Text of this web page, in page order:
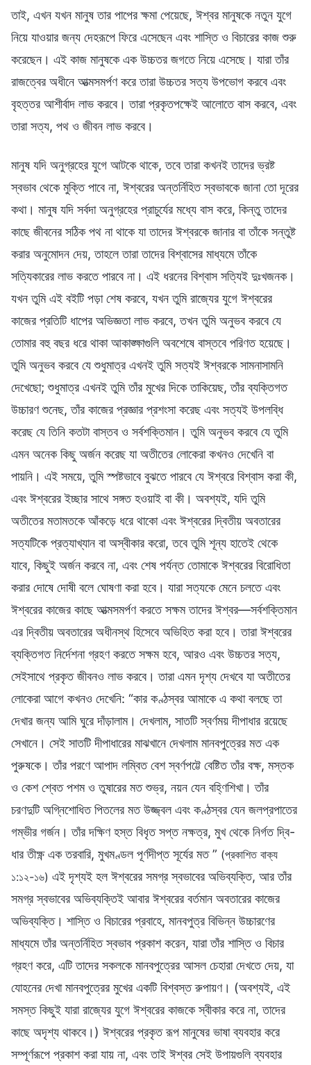
তাই, এখন যখন মানুষ তার পাপের ক্ষমা পেয়েছে, ঈশ্বর মানুষকে নতুন যুগে
নিয়ে যাওয়ার জন্য দেহরূপে ফিরে এসেছেন এবং শাস্তি ও বিচারের কাজ শুরু
করেছেন। এই কাজ মানুষকে এক উচ্চতর জগতে নিয়ে এসেছে। যারা তাঁর
রাজত্বের অধীনে আত্মসমর্পণ করে তারা উচ্চতর সত্য উপভোগ করবে এবং
বৃহত্তর আশীর্বাদ লাভ করবে। তারা প্রকৃতপক্ষেই আলোতে বাস করবে, এবং
তারা সত্য, পথ ও জীবন লাভ করবে।
মানুষ যদি অনুগ্রহের যুগে আটকে থাকে, তবে তারা কখনই তাদের ভ্রষ্ট
স্বভাব থেকে মুক্তি পাবে না, ঈশ্বরের অন্তর্নিহিত স্বভাবকে জানা তো দূরের
কথা। মানুষ যদি সর্বদা অনুগ্রহের প্রাচুর্যের মধ্যে বাস করে, কিন্তু তাদের
কাছে জীবনের সঠিক পথ না থাকে যা তাদের ঈশ্বরকে জানার বা তাঁকে সন্তুষ্ট
করার অনুমোদন দেয়, তাহলে তারা তাদের বিশ্বাসের মাধ্যমে তাঁকে
সত্যিকারের লাভ করতে পারবে না। এই ধরনের বিশ্বাস সত্যিই দুঃখজনক।
যখন তুমি এই বইটি পড়া শেষ করবে, যখন তুমি রাজ্যের যুগে ঈশ্বরের
কাজের প্রতিটি ধাপের অভিজ্ঞতা লাভ করবে, তখন তুমি অনুভব করবে যে
তোমার বহু বছর ধরে থাকা আকাঙ্ক্ষাগুলি অবশেষে বাস্তবে পরিণত হয়েছে।
তুমি অনুভব করবে যে শুধুমাত্র এখনই তুমি সত্যই ঈশ্বরকে সামনাসামনি
দেখেছো; শুধুমাত্র এখনই তুমি তাঁর মুখের দিকে তাকিয়েছ, তাঁর ব্যক্তিগত
উচ্চারণ শুনেছ, তাঁর কাজের প্রজ্ঞার প্রশংসা করেছ এবং সত্যই উপলব্ধি
করেছ যে তিনি কতটা বাস্তব ও সর্বশক্তিমান। তুমি অনুভব করবে যে তুমি
এমন অনেক কিছু অর্জন করেছ যা অতীতের লোকেরা কখনও দেখেনি বা
পায়নি। এই সময়ে, তুমি স্পষ্টভাবে বুঝতে পারবে যে ঈশ্বরে বিশ্বাস করা কী,
এবং ঈশ্বরের ইচ্ছার সাথে সঙ্গত হওয়াই বা কী। অবশ্যই, যদি তুমি
অতীতের মতামতকে আঁকড়ে ধরে থাকো এবং ঈশ্বরের দ্বিতীয় অবতারের
সত্যটিকে প্রত্যাখ্যান বা অস্বীকার করো, তবে তুমি শূন্য হাতেই থেকে
যাবে, কিছুই অর্জন করবে না, এবং শেষ পর্যন্ত তোমাকে ঈশ্বরের বিরোধিতা
করার দোষে দোষী বলে ঘোষণা করা হবে। যারা সত্যকে মেনে চলতে এবং
ঈশ্বরের কাজের কাছে আত্মসমর্পণ করতে সক্ষম তাদের ঈশ্বর—সর্বশক্তিমান
এর দ্বিতীয় অবতারের অধীনস্থ হিসেবে অভিহিত করা হবে। তারা ঈশ্বরের
ব্যক্তিগত নির্দেশনা গ্রহণ করতে সক্ষম হবে, আরও এবং উচ্চতর সত্য,
সেইসাথে প্রকৃত জীবনও লাভ করবে। তারা এমন দৃশ্য দেখবে যা অতীতের
লোকেরা আগে কখনও দেখেনি: “কার কণ্ঠস্বর আমাকে এ কথা বলছে তা
দেখার জন্য আমি ঘুরে দাঁড়ালাম। দেখলাম, সাতটি স্বর্ণময় দীপাধার রয়েছে
সেখানে। সেই সাতটি দীপাধারের মাঝখানে দেখলাম মানবপুত্রের মত এক
পুরুষকে। তাঁর পরণে আপাদ লম্বিত বেশ স্বর্ণপট্টে বেষ্টিত তাঁর বক্ষ, মস্তক
ও কেশ শ্বেত পশম ও তুষারের মত শুভ্র, নয়ন যেন বহ্ণিশিখা। তাঁর
চরণদুটি অগ্নিশোধিত পিতলের মত উজ্জ্বল এবং কণ্ঠস্বর যেন জলপ্রপাতের
গম্ভীর গর্জন। তাঁর দক্ষিণ হস্ত বিধৃত সপ্ত নক্ষত্র, মুখ থেকে নির্গত দ্বি-
ধার তীক্ষ্ণ এক তরবারি, মুখমণ্ডল পূর্ণদীপ্ত সূর্যের মত ” (প্রকাশিত বাক্য
১:১২-১৬) এই দৃশ্যই হল ঈশ্বরের সমগ্র স্বভাবের অভিব্যক্তি, আর তাঁর
সমগ্র স্বভাবের অভিব্যক্তিই আবার ঈশ্বরের বর্তমান অবতারের কাজের
অভিব্যক্তি। শাস্তি ও বিচারের প্রবাহে, মানবপুত্র বিভিন্ন উচ্চারণের
মাধ্যমে তাঁর অন্তর্নিহিত স্বভাব প্রকাশ করেন, যারা তাঁর শাস্তি ও বিচার
গ্রহণ করে, এটি তাদের সকলকে মানবপুত্রের আসল চেহারা দেখতে দেয়, যা
যোহনের দেখা মানবপুত্রের মুখের একটি বিশ্বস্ত রুপায়ণ। (অবশ্যই, এই
সমস্ত কিছুই যারা রাজ্যের যুগে ঈশ্বরের কাজকে স্বীকার করে না, তাদের
কাছে অদৃশ্য থাকবে।) ঈশ্বরের প্রকৃত রূপ মানুষের ভাষা ব্যবহার করে
সম্পূর্ণরূপে প্রকাশ করা যায় না, এবং তাই ঈশ্বর সেই উপায়গুলি ব্যবহার